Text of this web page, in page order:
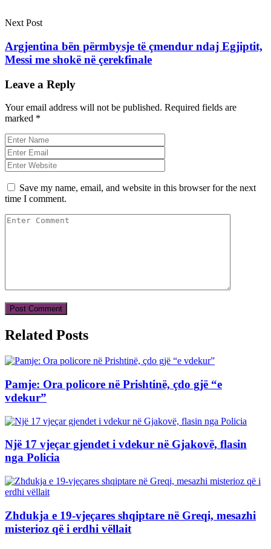
Next Post
Argjentina bën përmbysje të çmendur ndaj Egjiptit,
Messi me shokë në çerekfinale
Leave a Reply
Your email address will not be published. Required fields are
marked *
Save my name, email, and website in this browser for the next
time I comment.
Related Posts
Pamje: Ora policore në Prishtinë, çdo gjë “e
vdekur”
Një 17 vjeçar gjendet i vdekur në Gjakovë, flasin
nga Policia
Zhdukja e 19-vjeçares shqiptare në Greqi, mesazhi
misterioz që i erdhi vëllait